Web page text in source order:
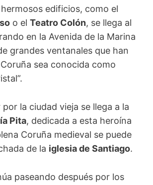
edificios, como el
o el Teatro Colón, se llega al
en la Avenida de la Marina
grandes ventanales que han
sea conocida como
por la ciudad vieja se llega a la
Pita, dedicada a esta heroína
Coruña medieval se puede
de la iglesia de Santiago.
paseando después por los